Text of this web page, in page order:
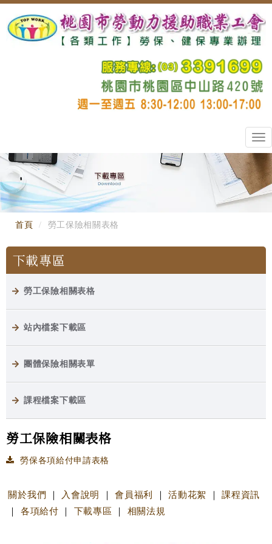
首頁 勞工保險相關表格
下載專區
勞工保險相關表格
站內檔案下載區
團體保險相關表單
課程檔案下載區
勞工保險相關表格
勞保各項給付申請表格
關於我們 ｜ 入會說明 ｜會員福利 ｜活動花絮 ｜課程資訊
｜ 各項給付 ｜ 下載專區 ｜ 相關法規